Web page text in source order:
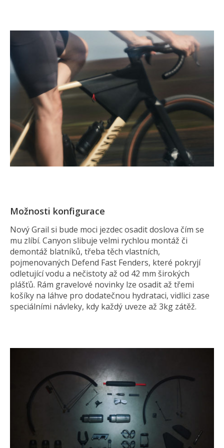
Možnosti konfigurace
Nový Grail si bude moci jezdec osadit doslova čím se
mu zlíbí. Canyon slibuje velmi rychlou montáž či
demontáž blatníků, třeba těch vlastních,
pojmenovaných Defend Fast Fenders, které pokryjí
odletující vodu a nečistoty až od 42 mm širokých
plášťů. Rám gravelové novinky lze osadit až třemi
košíky na láhve pro dodatečnou hydrataci, vidlici zase
speciálními návleky, kdy každý uveze až 3kg zátěž.